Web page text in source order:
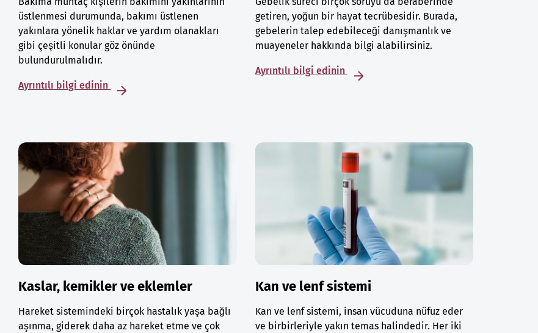
üstlenmesi durumunda, bakımı üstlenen
yakınlara yönelik haklar ve yardım olanakları
gibi çeşitli konular göz önünde
bulundurulmalıdır.
Ayrıntılı bilgi edinin
getiren, yoğun bir hayat tecrübesidir. Burada,
gebelerin talep edebileceği danışmanlık ve
muayeneler hakkında bilgi alabilirsiniz.
Ayrıntılı bilgi edinin
Kaslar, kemikler ve eklemler
Hareket sistemindeki birçok hastalık yaşa bağlı
aşınma, giderek daha az hareket etme ve çok
Kan ve lenf sistemi
Kan ve lenf sistemi, insan vücuduna nüfuz eder
ve birbirleriyle yakın temas halindedir. Her iki